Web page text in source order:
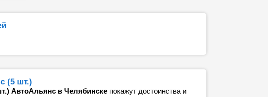
(5 шт.)
АвтоАльянс в Челябинскепокажут достоинства и